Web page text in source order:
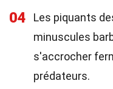
04
Les piquants
minuscules
s'accrocher
prédateurs.